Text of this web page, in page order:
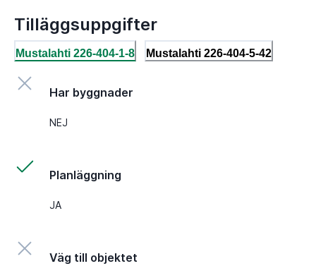
Tilläggsuppgifter
Mustalahti 226-404-1-8 Mustalahti 226-404-5-42
Har byggnader
NEJ
Planläggning
JA
Väg till objektet